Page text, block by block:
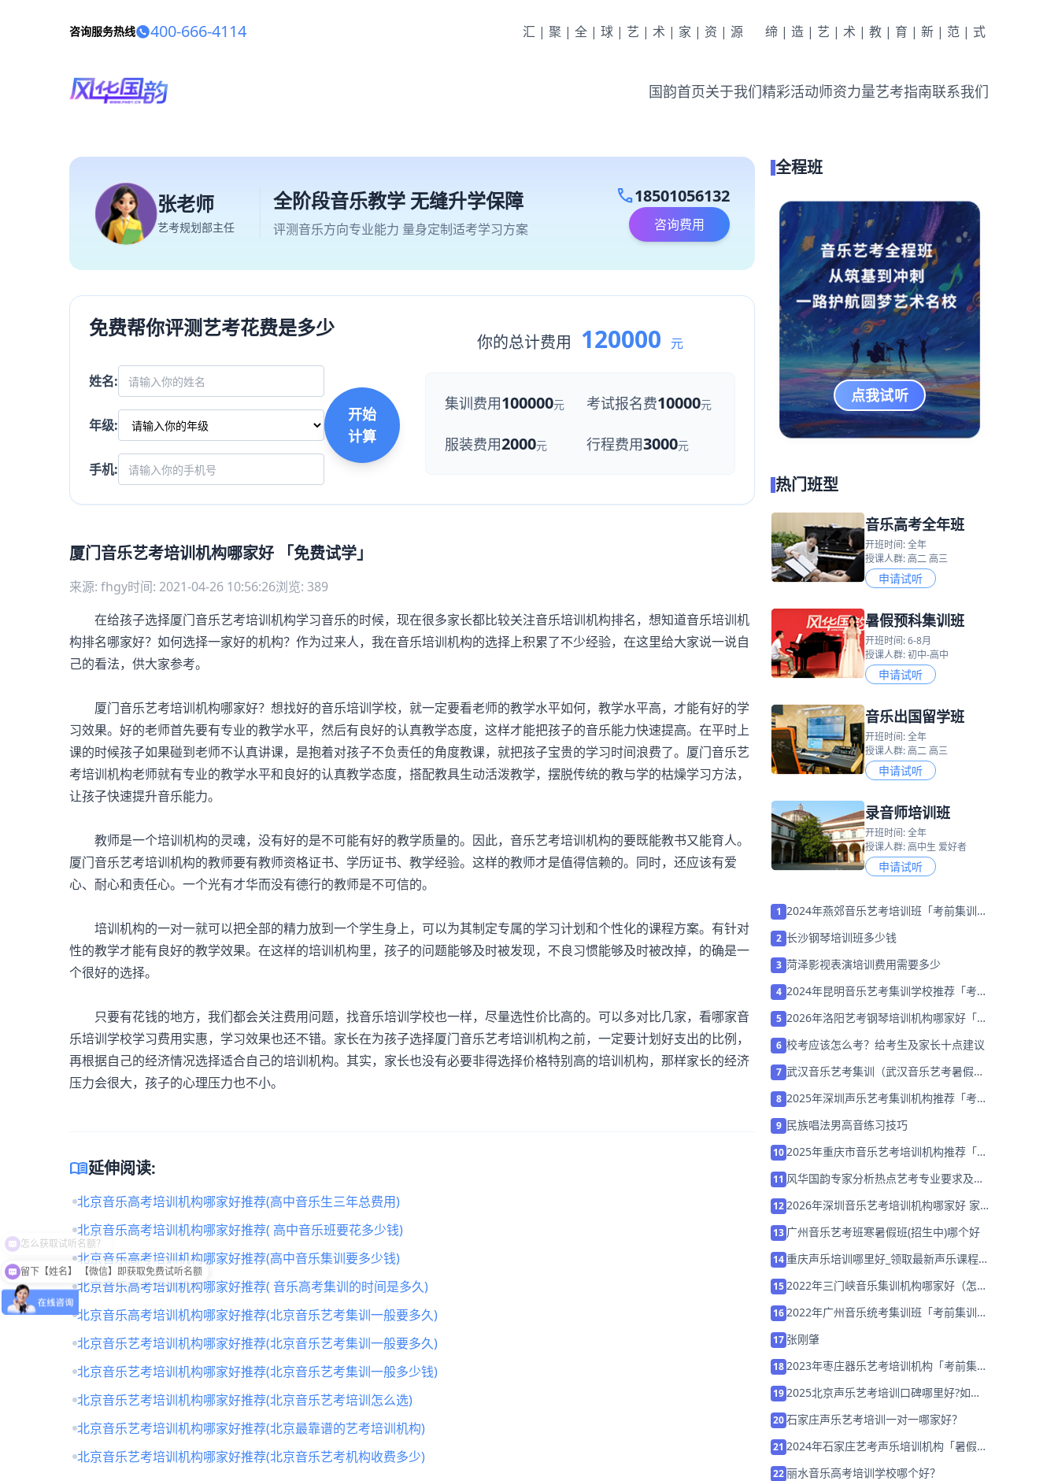
咨询服务热线 400-666-4114 汇|聚|全|球|艺|术|家|资|源 缔|造|艺|术|教|育|新|范|式
国韵首页关于我们精彩活动师资力量艺考指南联系我们
张老师
艺考规划部主任
全阶段音乐教学 无缝升学保障
评测音乐方向专业能力 量身定制适考学习方案
call18501056132
咨询费用
免费帮你评测艺考花费是多少
姓名:
年级:
手机:
开始
计算
你的总计费用 120000 元
集训费用100000元 考试报名费10000元
服装费用2000元 行程费用3000元
厦门音乐艺考培训机构哪家好 「免费试学」
来源: fhgy时间: 2021-04-26 10:56:26浏览: 389
在给孩子选择厦门音乐艺考培训机构学习音乐的时候，现在很多家长都比较关注音乐培训机构排名，想知道音乐培训机
构排名哪家好？如何选择一家好的机构？作为过来人，我在音乐培训机构的选择上积累了不少经验，在这里给大家说一说自
己的看法，供大家参考。
厦门音乐艺考培训机构哪家好？想找好的音乐培训学校，就一定要看老师的教学水平如何，教学水平高，才能有好的学
习效果。好的老师首先要有专业的教学水平，然后有良好的认真教学态度，这样才能把孩子的音乐能力快速提高。在平时上
课的时候孩子如果碰到老师不认真讲课，是抱着对孩子不负责任的角度教课，就把孩子宝贵的学习时间浪费了。厦门音乐艺
考培训机构老师就有专业的教学水平和良好的认真教学态度，搭配教具生动活泼教学，摆脱传统的教与学的枯燥学习方法，
让孩子快速提升音乐能力。
教师是一个培训机构的灵魂，没有好的是不可能有好的教学质量的。因此，音乐艺考培训机构的要既能教书又能育人。
厦门音乐艺考培训机构的教师要有教师资格证书、学历证书、教学经验。这样的教师才是值得信赖的。同时，还应该有爱
心、耐心和责任心。一个光有才华而没有德行的教师是不可信的。
培训机构的一对一就可以把全部的精力放到一个学生身上，可以为其制定专属的学习计划和个性化的课程方案。有针对
性的教学才能有良好的教学效果。在这样的培训机构里，孩子的问题能够及时被发现，不良习惯能够及时被改掉，的确是一
个很好的选择。
只要有花钱的地方，我们都会关注费用问题，找音乐培训学校也一样，尽量选性价比高的。可以多对比几家，看哪家音
乐培训学校学习费用实惠，学习效果也还不错。家长在为孩子选择厦门音乐艺考培训机构之前，一定要计划好支出的比例，
再根据自己的经济情况选择适合自己的培训机构。其实，家长也没有必要非得选择价格特别高的培训机构，那样家长的经济
压力会很大，孩子的心理压力也不小。
menu_book延伸阅读:
北京音乐高考培训机构哪家好推荐(高中音乐生三年总费用)
北京音乐高考培训机构哪家好推荐( 高中音乐班要花多少钱)
北京音乐高考培训机构哪家好推荐(高中音乐集训要多少钱)
北京音乐高考培训机构哪家好推荐( 音乐高考集训的时间是多久)
北京音乐高考培训机构哪家好推荐(北京音乐艺考集训一般要多久)
北京音乐艺考培训机构哪家好推荐(北京音乐艺考集训一般要多久)
北京音乐艺考培训机构哪家好推荐(北京音乐艺考集训一般多少钱)
北京音乐艺考培训机构哪家好推荐(北京音乐艺考培训怎么选)
北京音乐艺考培训机构哪家好推荐(北京最靠谱的艺考培训机构)
北京音乐艺考培训机构哪家好推荐(北京音乐艺考机构收费多少)
全程班
点我试听
热门班型
音乐高考全年班
开班时间: 全年
授课人群: 高二 高三
申请试听
暑假预科集训班
开班时间: 6-8月
授课人群: 初中-高中
申请试听
音乐出国留学班
开班时间: 全年
授课人群: 高二 高三
申请试听
录音师培训班
开班时间: 全年
授课人群: 高中生 爱好者
申请试听
1 2024年燕郊音乐艺考培训班「考前集训营
2 长沙钢琴培训班多少钱
3 菏泽影视表演培训费用需要多少
4 2024年昆明音乐艺考集训学校推荐「考前
5 2026年洛阳艺考钢琴培训机构哪家好「考
6 校考应该怎么考？给考生及家长十点建议
7 武汉音乐艺考集训（武汉音乐艺考暑假集
8 2025年深圳声乐艺考集训机构推荐「考前
9 民族唱法男高音练习技巧
102025年重庆市音乐艺考培训机构推荐「考
11 风华国韵专家分析热点艺考专业要求及就
122026年深圳音乐艺考培训机构哪家好 家
13 广州音乐艺考班寒暑假班(招生中)哪个好
14重庆声乐培训哪里好_领取最新声乐课程
152022年三门峡音乐集训机构哪家好（怎么
162022年广州音乐统考集训班「考前集训营
17 张刚肇
182023年枣庄器乐艺考培训机构「考前集训
192025北京声乐艺考培训口碑哪里好?如何
20石家庄声乐艺考培训一对一哪家好？
21 2024年石家庄艺考声乐培训机构「暑假集
22丽水音乐高考培训学校哪个好？
留下【姓名】 【微信】即获取免费试听名额